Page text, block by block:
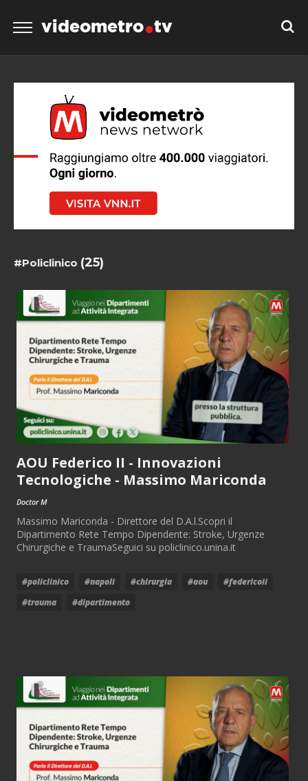
videometro tv
#Policlinico (25)
AOU Federico II - Innovazioni
Tecnologiche - Massimo Mariconda
Doctor M
Massimo Mariconda - Direttore del D.A.l.Scopri il
Dipartimento Rete Tempo Dipendente: Stroke, Urgenze
Chirurgiche e TraumaSeguici su policlinico.unina.it
#policlinico #napoli #chirurgia #aou
#federicoii
#trauma
#dipartimento